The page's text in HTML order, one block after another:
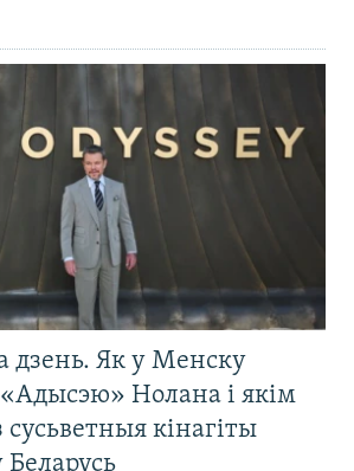
дзень. Як у Менску
Нолана і якім
кінагіты